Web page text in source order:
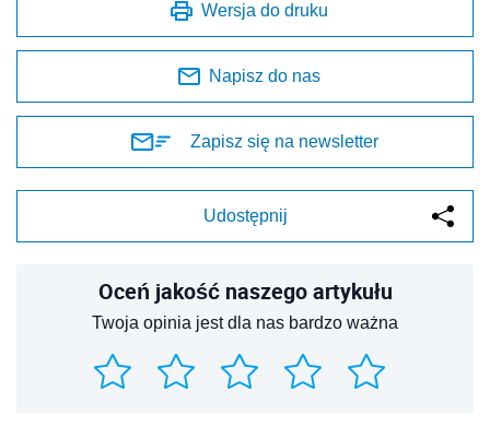
Wersja do druku
Napisz do nas
Zapisz się na newsletter
Udostępnij
Oceń jakość naszego artykułu
Twoja opinia jest dla nas bardzo ważna